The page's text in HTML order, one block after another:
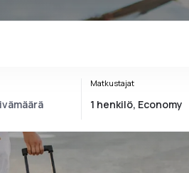
Matkustajat